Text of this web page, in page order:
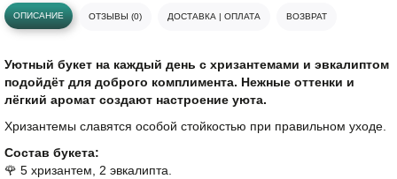
ОПИСАНИЕ ОТЗЫВЫ (0) ДОСТАВКА | ОПЛАТА ВОЗВРАТ
Уютный букет на каждый день с хризантемами и эвкалиптом
подойдёт для доброго комплимента. Нежные оттенки и
лёгкий аромат создают настроение уюта.
Хризантемы славятся особой стойкостью при правильном уходе.
Состав букета:
🌹 5 хризантем, 2 эвкалипта.